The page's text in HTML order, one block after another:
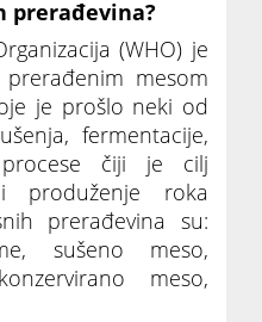
prerađevina?
(WHO) je
mesom
je prošlo neki od
fermentacije,
čiji je cilj
produženje roka
prerađevina su:
sušeno meso,
meso,